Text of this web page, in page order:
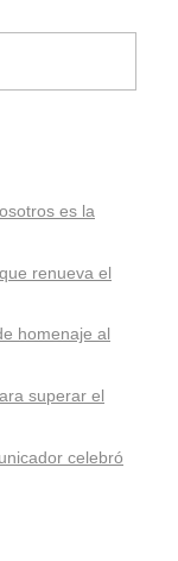
es la
renueva el
homenaje al
superar el
celebró